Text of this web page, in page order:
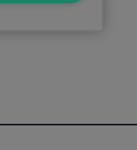
se explica en la